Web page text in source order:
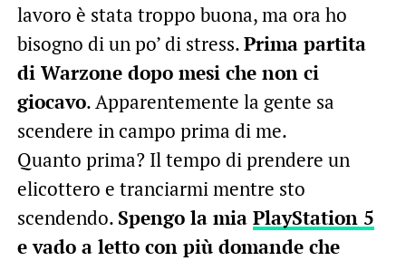
lavoro è stata troppo buona, ma ora ho
bisogno di un po’ di stress.Prima partita
di Warzone dopo mesi che non ci
giocavo. Apparentemente la gente sa
scendere in campo prima di me.
Quanto prima? Il tempo di prendere un
elicottero e tranciarmi mentre sto
scendendo. Spengo la mia PlayStation 5
e vado a letto con più domande che